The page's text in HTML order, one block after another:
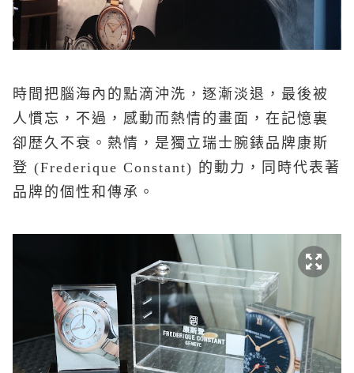
時間把腦海內的點滴沖洗，逐漸淡退，最後被
人慣忘，不過，感動而熱情的畫面，在記憶裏
卻歴久不衰。熱情，是獨立瑞士腕錶品牌康斯
登 (Frederique Constant) 的動力，同時代表著
品牌的個性和傳承。